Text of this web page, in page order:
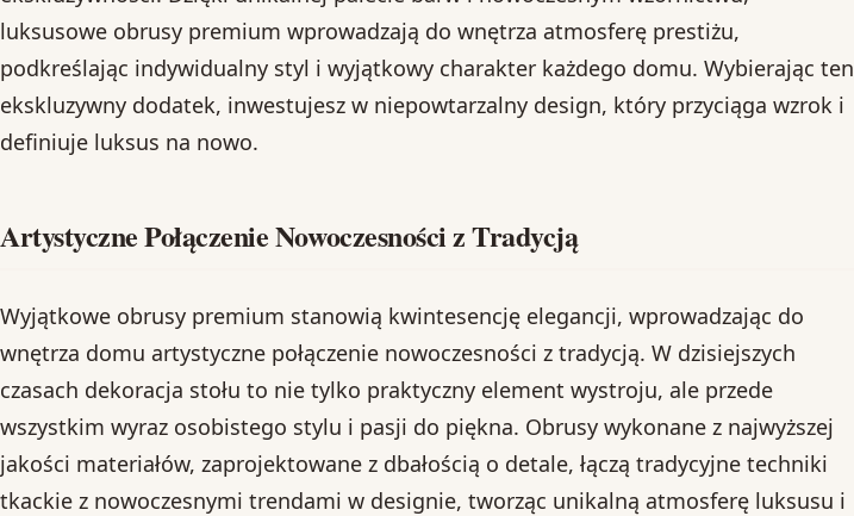
luksusowe obrusy premium wprowadzają do wnętrza atmosferę prestiżu,
podkreślając indywidualny styl i wyjątkowy charakter każdego domu. Wybierając ten
ekskluzywny dodatek, inwestujesz w niepowtarzalny design, który przyciąga wzrok i
definiuje luksus na nowo.
Artystyczne Połączenie Nowoczesności z Tradycją
Wyjątkowe obrusy premium stanowią kwintesencję elegancji, wprowadzając do
wnętrza domu artystyczne połączenie nowoczesności z tradycją. W dzisiejszych
czasach dekoracja stołu to nie tylko praktyczny element wystroju, ale przede
wszystkim wyraz osobistego stylu i pasji do piękna. Obrusy wykonane z najwyższej
jakości materiałów, zaprojektowane z dbałością o detale, łączą tradycyjne techniki
tkackie z nowoczesnymi trendami w designie, tworząc unikalną atmosferę luksusu i